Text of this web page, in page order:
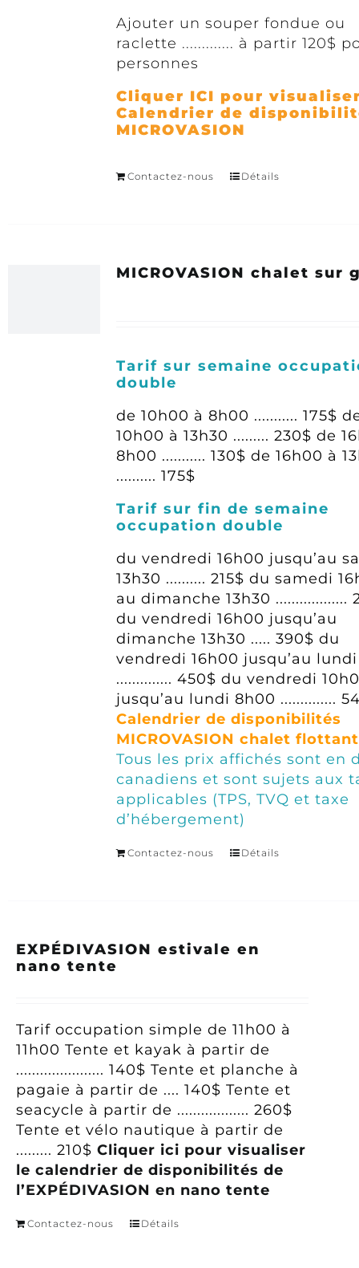
Ajouter un souper fondue ou
raclette ............. à partir 120$
personnes
Cliquer ICI pour
Calendrier de
MICROVASION
Contactez-nous Détails
MICROVASION chalet sur
Tarif sur semaine
double
de 10h00 à 8h00 ........... 175$
10h00 à 13h30 ......... 230$ de
8h00 ........... 130$ de 16h00 à
.......... 175$
Tarif sur fin de semaine
occupation double
du vendredi 16h00 jusqu’au
13h30 .......... 215$ du samedi
au dimanche 13h30 ..................
du vendredi 16h00 jusqu’au
dimanche 13h30 ..... 390$ du
vendredi 16h00 jusqu’au
.............. 450$ du vendredi
jusqu’au lundi 8h00 ..............
Calendrier de disponibilités
MICROVASION chalet flottant
Tous les prix affichés sont en
canadiens et sont sujets aux
applicables (TPS, TVQ et taxe
d’hébergement)
Contactez-nous Détails
EXPÉDIVASION estivale en
nano tente
Tarif occupation simple de 11h00 à
11h00 Tente et kayak à partir de
...................... 140$ Tente et planche à
pagaie à partir de .... 140$ Tente et
seacycle à partir de .................. 260$
Tente et vélo nautique à partir de
......... 210$ Cliquer ici pour visualiser
le calendrier de disponibilités de
l’EXPÉDIVASION en nano tente
Contactez-nous Détails